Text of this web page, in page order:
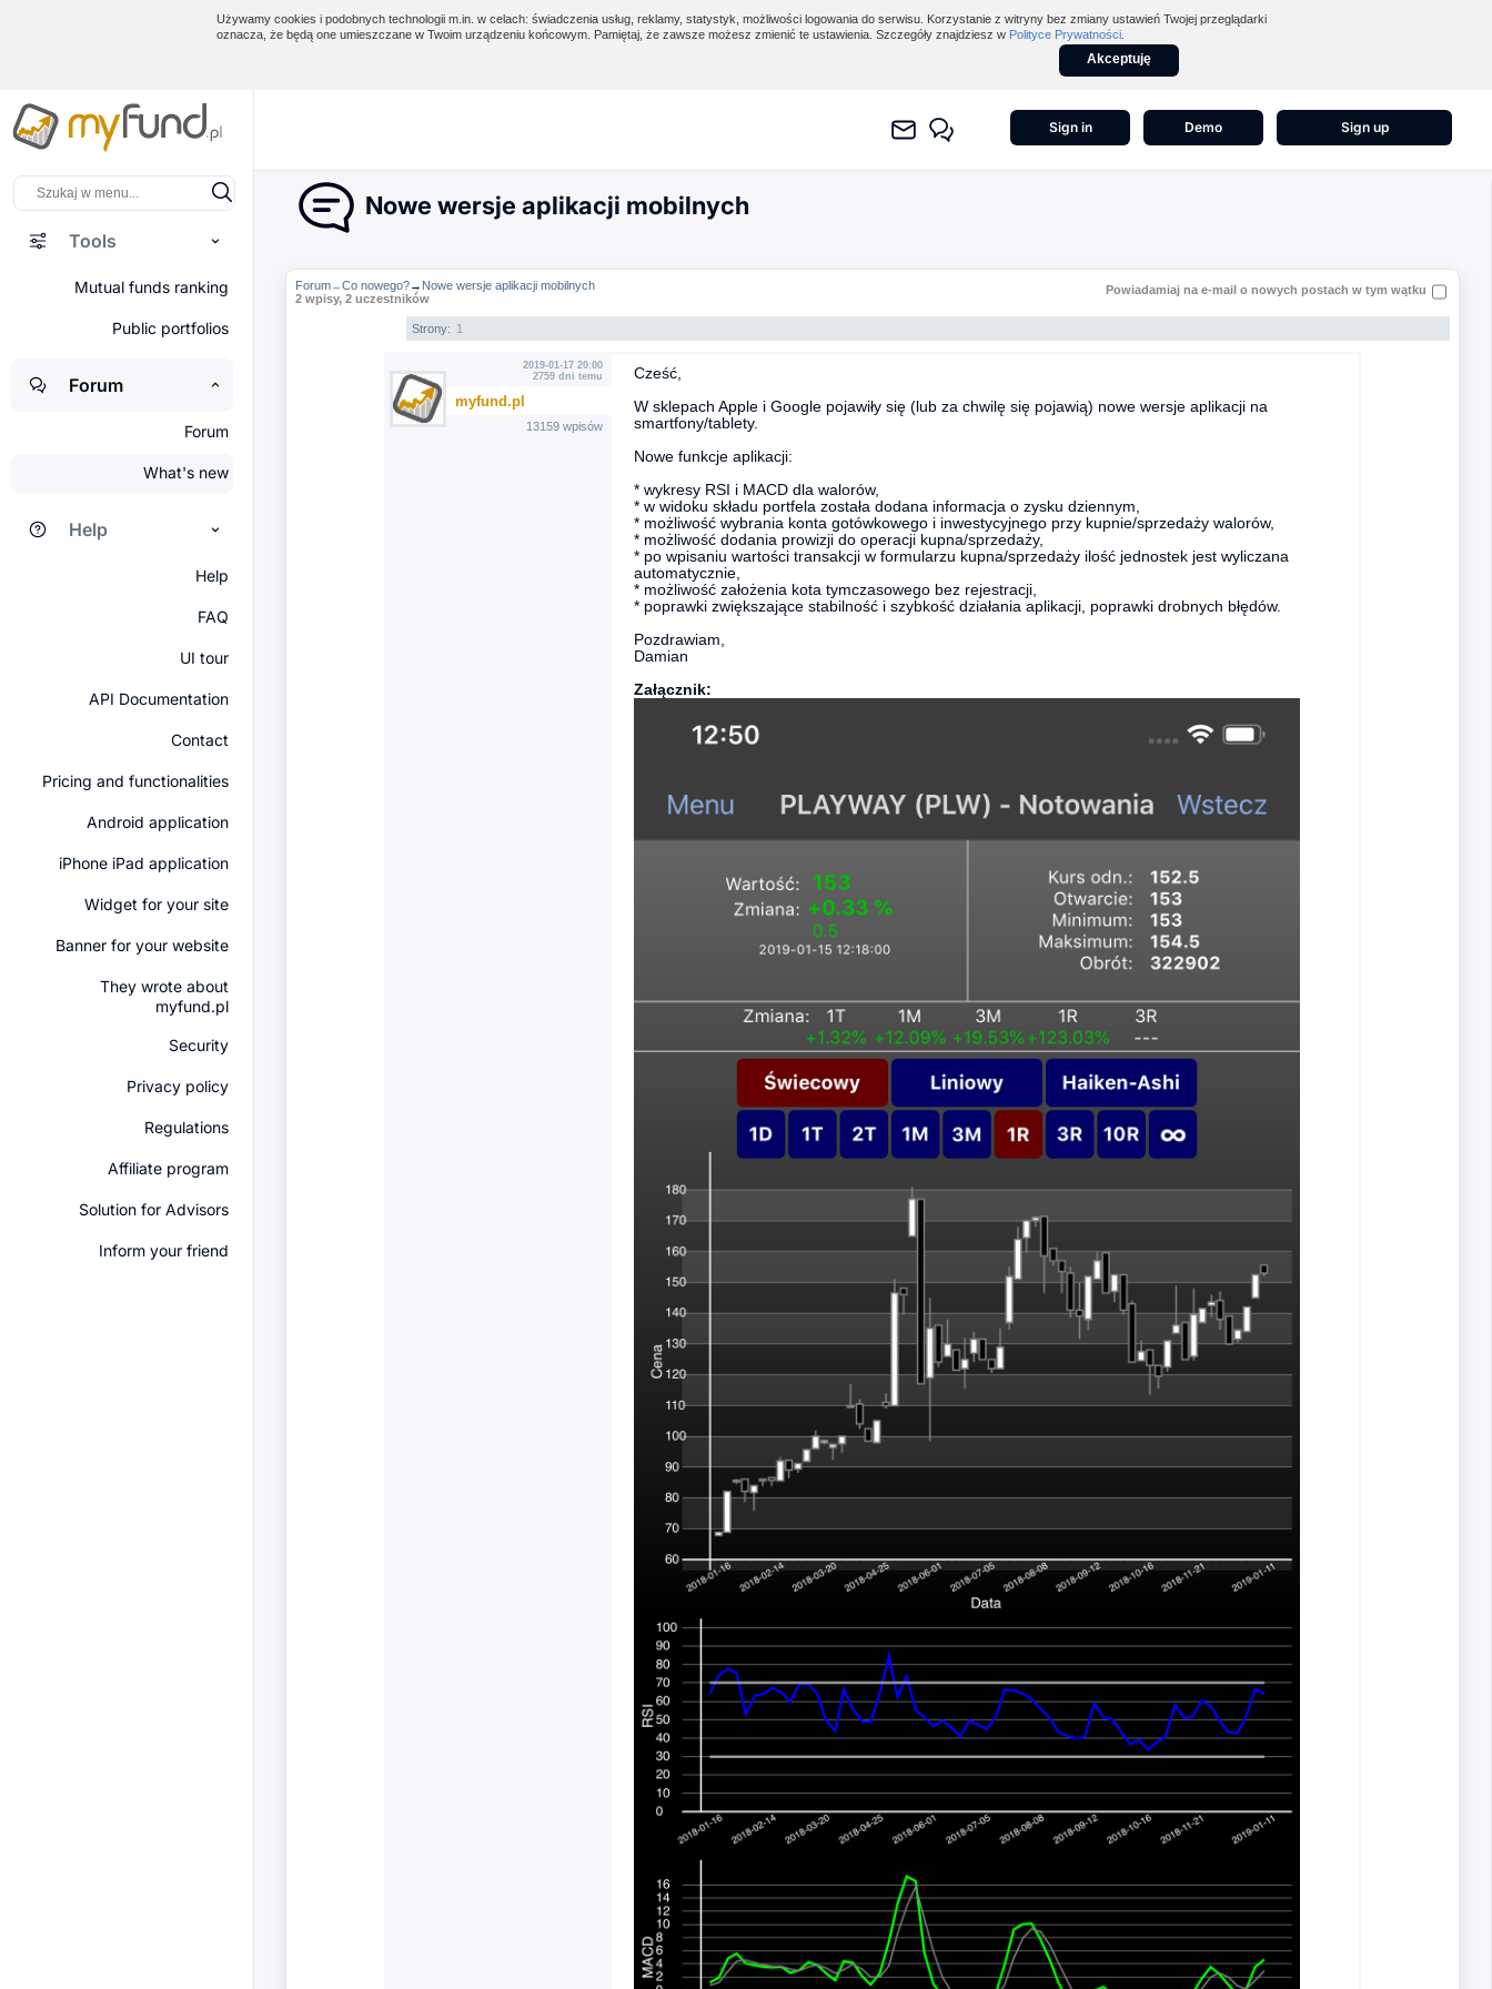
Używamy cookies i podobnych technologii m.in. w celach: świadczenia usług, reklamy, statystyk, możliwości logowania do serwisu. Korzystanie z witryny bez zmiany ustawień Twojej przeglądarki
oznacza, że będą one umieszczane w Twoim urządzeniu końcowym. Pamiętaj, że zawsze możesz zmienić te ustawienia. Szczegóły znajdziesz w Polityce Prywatności
Akceptuję
Tools
Mutual funds ranking
Public portfolios
Forum
Forum
What's new
Help
Help
FAQ
UI tour
API Documentation
Contact
Pricing and functionalities
Android application
iPhone iPad application
Widget for your site
Banner for your website
They wrote about
myfund.pl
Security
Privacy policy
Regulations
Affiliate program
Solution for Advisors
Inform your friend
Sign in Demo Sign up
Nowe wersje aplikacji mobilnych
Forum→Co nowego?→ Nowe wersje aplikacji mobilnych
2 wpisy, 2 uczestników
Powiadamiaj na e-mail o nowych postach w tym wątku
Strony: 1
2019-01-17 20:00
2759 dni temu
myfund.pl
13159 wpisów
Cześć,
W sklepach Apple i Google pojawiły się (lub za chwilę się pojawią) nowe wersje aplikacji na
smartfony/tablety.
Nowe funkcje aplikacji:
* wykresy RSI i MACD dla walorów,
* w widoku składu portfela została dodana informacja o zysku dziennym,
* możliwość wybrania konta gotówkowego i inwestycyjnego przy kupnie/sprzedaży walorów,
* możliwość dodania prowizji do operacji kupna/sprzedaży,
* po wpisaniu wartości transakcji w formularzu kupna/sprzedaży ilość jednostek jest wyliczana
automatycznie,
* możliwość założenia kota tymczasowego bez rejestracji,
* poprawki zwiększające stabilność i szybkość działania aplikacji, poprawki drobnych błędów.
Pozdrawiam,
Damian
Załącznik: